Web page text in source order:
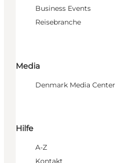
Business Events
Reisebranche
Media
Denmark Media Center
Hilfe
A-Z
Kontakt